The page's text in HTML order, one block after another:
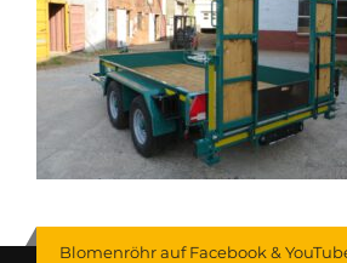
Blomenröhr auf Facebook &